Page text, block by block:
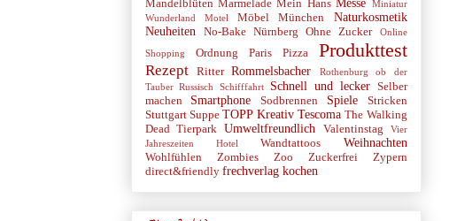
Mandelblüten Marmelade Mein Hans Messe Miniatur
Wunderland
Motel Möbel München
Naturkosmetik
Neuheiten
No-Bake Nürnberg Ohne Zucker
Online
Shopping
Ordnung Paris Pizza Produkttest
Rezept Ritter Rommelsbacher
Rothenburg ob der
Tauber Russisch Schifffahrt Schnell und lecker Selber
machen
Smartphone Sodbrennen Spiele
Stricken
Stuttgart Suppe TOPP Kreativ Tescoma The Walking
Dead Tierpark Umweltfreundlich Valentinstag
Vier
Jahreszeiten Hotel
Wandtattoos Weihnachten
Wohlfühlen Zombies Zoo Zuckerfrei
Zypern
direct&friendly frechverlag kochen